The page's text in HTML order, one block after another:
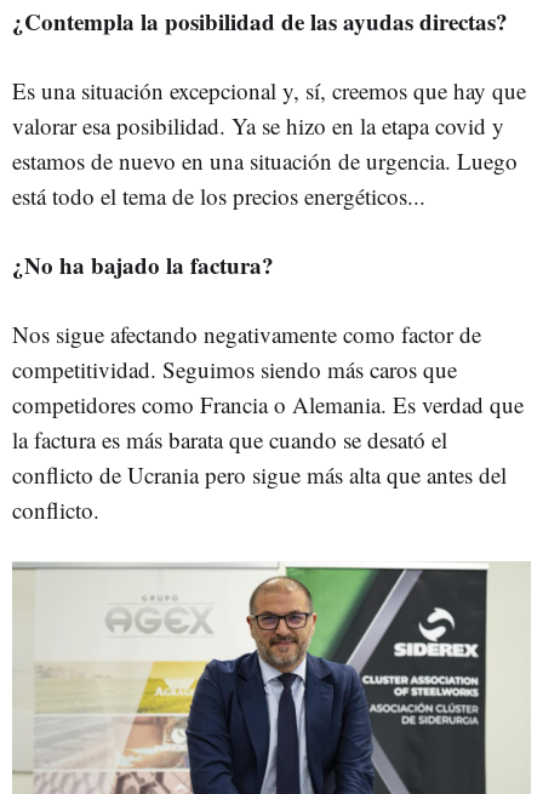
¿Contempla la posibilidad de las ayudas directas?
Es una situación excepcional y, sí, creemos que hay que
valorar esa posibilidad. Ya se hizo en la etapa covid y
estamos de nuevo en una situación de urgencia. Luego
está todo el tema de los precios energéticos...
¿No ha bajado la factura?
Nos sigue afectando negativamente como factor de
competitividad. Seguimos siendo más caros que
competidores como Francia o Alemania. Es verdad que
la factura es más barata que cuando se desató el
conflicto de Ucrania pero sigue más alta que antes del
conflicto.